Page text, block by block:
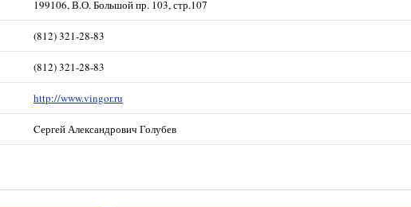
199106, В.О. Большой пр. 103, стр.107
(812) 321-28-83
(812) 321-28-83
http://www.vingor.ru
Cергей Александрович Голубев